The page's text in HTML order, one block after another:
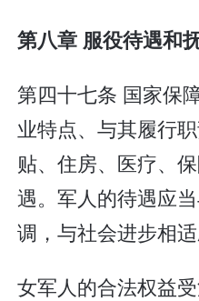
第八章 服役待遇和
第四十七条 国家保
业特点、与其履行
贴、住房、医疗、
遇。军人的待遇应
调，与社会进步相适
女军人的合法权益